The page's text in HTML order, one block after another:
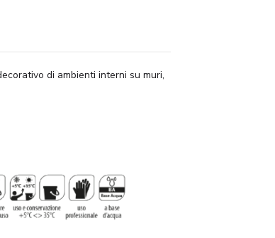
di ambienti interni su muri,